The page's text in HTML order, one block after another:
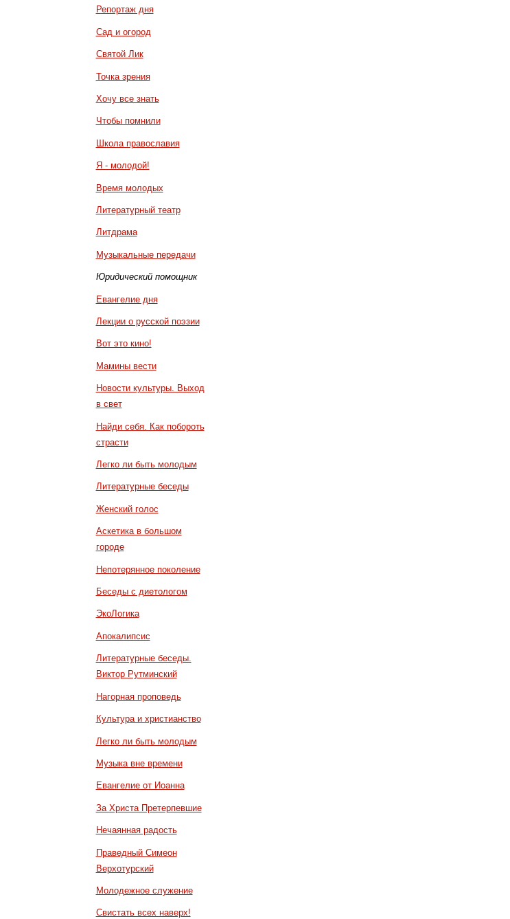
Репортаж дня
Сад и огород
Святой Лик
Точка зрения
Хочу все знать
Чтобы помнили
Школа православия
Я - молодой!
Время молодых
Литературный театр
Литдрама
Музыкальные передачи
Юридический помощник
Евангелие дня
Лекции о русской поэзии
Вот это кино!
Мамины вести
Новости культуры. Выход
в свет
Найди себя. Как побороть
страсти
Легко ли быть молодым
Литературные беседы
Женский голос
Аскетика в большом
городе
Непотерянное поколение
Беседы с диетологом
ЭкоЛогика
Апокалипсис
Литературные беседы.
Виктор Рутминский
Нагорная проповедь
Культура и христианство
Легко ли быть молодым
Музыка вне времени
Евангелие от Иоанна
За Христа Претерпевшие
Нечаянная радость
Праведный Симеон
Верхотурский
Молодежное служение
Свистать всех наверх!